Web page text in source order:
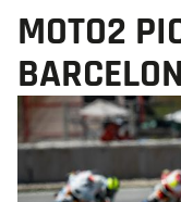
MOTO2